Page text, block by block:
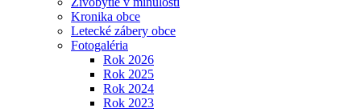
Kronika obce
Letecké zábery obce
Fotogaléria
Rok 2026
Rok 2025
Rok 2024
Rok 2023